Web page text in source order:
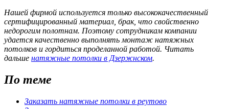
Нашей фирмой используется только высококачественный
сертифицированный материал, брак, что свойственно
недорогим полотнам. Поэтому сотрудникам компании
удается качественно выполнять монтаж натяжных
потолков и гордиться проделанной работой. Читать
дальше натяжные потолки в Дзержнском.
По теме
Заказать натяжные потолки в реутово